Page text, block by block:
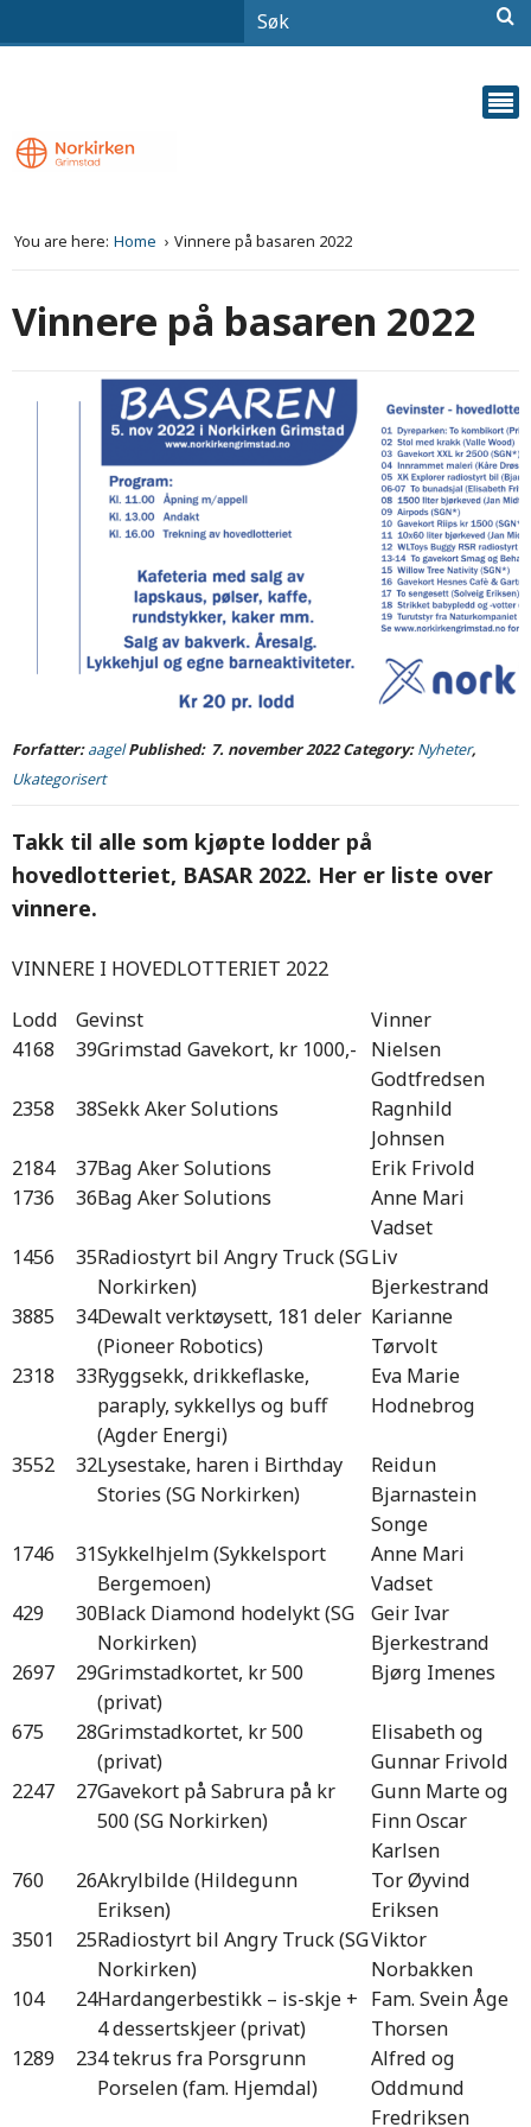
You are here: Home Vinnere på basaren 2022
Vinnere på basaren 2022
Forfatter:aagelPublished: 7. november 2022 Category:Nyheter,
Ukategorisert
Takk til alle som kjøpte lodder på
hovedlotteriet, BASAR 2022. Her er liste over
vinnere.
VINNERE I HOVEDLOTTERIET 2022
Lodd
Gevinst
Vinner
4168
39Grimstad Gavekort, kr 1000,-
Nielsen
Godtfredsen
2358
38Sekk Aker Solutions
Ragnhild
Johnsen
2184
37Bag Aker Solutions
Erik Frivold
1736
36Bag Aker Solutions
Anne Mari
Vadset
1456
35Radiostyrt bil Angry Truck (SG
Norkirken)
Liv
Bjerkestrand
3885
34Dewalt verktøysett, 181 deler
(Pioneer Robotics)
Karianne
Tørvolt
2318
33Ryggsekk, drikkeflaske,
paraply, sykkellys og buff
(Agder Energi)
Eva Marie
Hodnebrog
3552 32Lysestake, haren i Birthday
Stories (SG Norkirken)
Reidun
Bjarnastein
Songe
1746
31Sykkelhjelm (Sykkelsport
Bergemoen)
Anne Mari
Vadset
429
30Black Diamond hodelykt (SG
Norkirken)
Geir Ivar
Bjerkestrand
2697
29Grimstadkortet, kr 500
(privat)
Bjørg Imenes
675 28Grimstadkortet, kr 500
(privat)
Elisabeth og
Gunnar Frivold
2247
27Gavekort på Sabrura på kr
500 (SG Norkirken)
Gunn Marte og
Finn Oscar
Karlsen
760
26Akrylbilde (Hildegunn
Eriksen)
Tor Øyvind
Eriksen
3501
25Radiostyrt bil Angry Truck (SG
Norkirken)
Viktor
Norbakken
104
24Hardangerbestikk – is-skje +
4 dessertskjeer (privat)
Fam. Svein Åge
Thorsen
1289
234 tekrus fra Porsgrunn
Porselen (fam. Hjemdal)
Alfred og
Oddmund
Fredriksen